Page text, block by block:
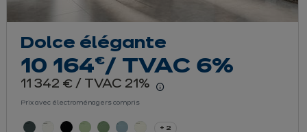
le détail du prix
Dolce élégante
10 164€
euros / TVAC 6%
11 342 € euros
/ TVAC 21%
En savoir plus -
Prix avec électroménagers compris
+ 2